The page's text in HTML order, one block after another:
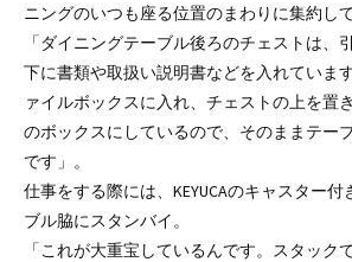
ニングのいつも座る位置のまわりに集約して
「ダイニングテーブル後ろのチェストは、
下に書類や取扱い説明書などを入れていま
ァイルボックスに入れ、チェストの上を置
のボックスにしているので、そのままテー
です」。
仕事をする際には、KEYUCAのキャスター
ブル脇にスタンバイ。
「これが大重宝しているんです。スタック